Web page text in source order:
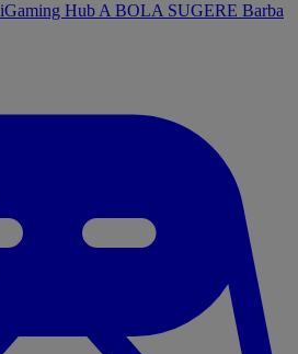
iGaming Hub A BOLA SUGERE Barba